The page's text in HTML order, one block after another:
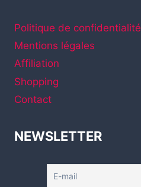
Politique de confidentialité
Mentions légales
Affiliation
Shopping
Contact
NEWSLETTER